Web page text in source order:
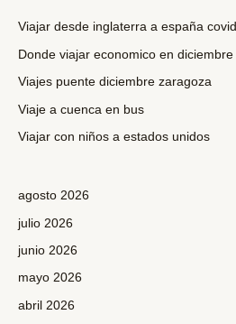
r
p
o
Viajar desde inglaterra a españa covid
Donde viajar economico en diciembre
Viajes puente diciembre zaragoza
Viaje a cuenca en bus
Viajar con niños a estados unidos
agosto 2026
julio 2026
junio 2026
mayo 2026
abril 2026